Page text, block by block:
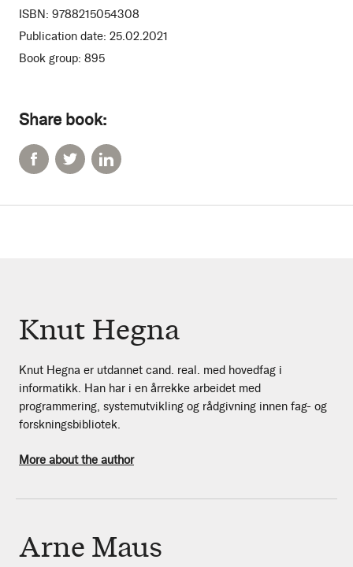
Share book:
ISBN: 9788215054308
Publication date: 25.02.2021
Book group: 895
Knut Hegna
Knut Hegna er utdannet cand. real. med hovedfag i
informatikk. Han har i en årrekke arbeidet med
programmering, systemutvikling og rådgivning innen fag- og
forskningsbibliotek.
More about the author
Arne Maus